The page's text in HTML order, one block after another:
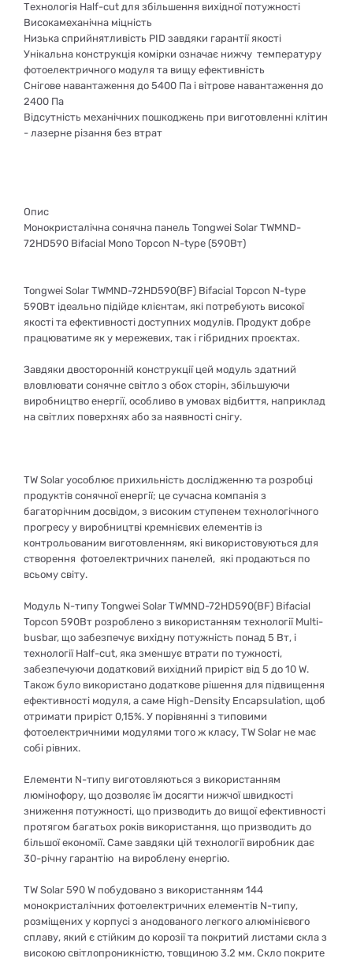
Технологія Half-cut для збільшення вихідної потужності
Високамеханічна міцність
Низька сприйнятливість PID завдяки гарантії якості
Унікальна конструкція комірки означає нижчу температуру
фотоелектричного модуля та вищу ефективність
Снігове навантаження до 5400 Па і вітрове навантаження до
2400 Па
Відсутність механічних пошкоджень при виготовленні клітин
- лазерне різання без втрат
Опис
Монокристалічна сонячна панель Tongwei Solar TWMND-
72HD590 Bifacial Mono Topcon N-type (590Вт)
Tongwei Solar TWMND-72HD590(BF) Bifacial Topcon N-type
590Вт ідеально підійде клієнтам, які потребують високої
якості та ефективності доступних модулів. Продукт добре
працюватиме як у мережевих, так і гібридних проєктах.
Завдяки двосторонній конструкції цей модуль здатний
вловлювати сонячне світло з обох сторін, збільшуючи
виробництво енергії, особливо в умовах відбиття, наприклад
на світлих поверхнях або за наявності снігу.
TW Solar уособлює прихильність дослідженню та розробці
продуктів сонячної енергії; це сучасна компанія з
багаторічним досвідом, з високим ступенем технологічного
прогресу у виробництві кремнієвих елементів із
контрольованим виготовленням, які використовуються для
створення фотоелектричних панелей, які продаються по
всьому світу.
Модуль N-типу Tongwei Solar TWMND-72HD590(BF) Bifacial
Topcon 590Вт розроблено з використанням технології Multi-
busbar, що забезпечує вихідну потужність понад 5 Вт, і
технології Half-cut, яка зменшує втрати по тужності,
забезпечуючи додатковий вихідний приріст від 5 до 10 W.
Також було використано додаткове рішення для підвищення
ефективності модуля, а саме High-Density Encapsulation, щоб
отримати приріст 0,15%. У порівнянні з типовими
фотоелектричними модулями того ж класу, TW Solar не має
собі рівних.
Елементи N-типу виготовляються з використанням
люмінофору, що дозволяє їм досягти нижчої швидкості
зниження потужності, що призводить до вищої ефективності
протягом багатьох років використання, що призводить до
більшої економії. Саме завдяки цій технології виробник дає
30-річну гарантію на вироблену енергію.
TW Solar 590 W побудовано з використанням 144
монокристалічних фотоелектричних елементів N-типу,
розміщених у корпусі з анодованого легкого алюмінієвого
сплаву, який є стійким до корозії та покритий листами скла з
високою світлопроникністю, товщиною 3.2 мм. Скло покрите